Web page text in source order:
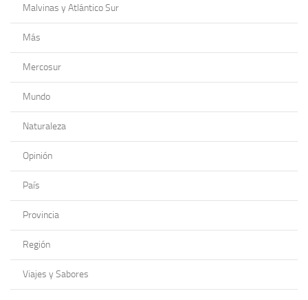
Malvinas y Atlántico Sur
Más
Mercosur
Mundo
Naturaleza
Opinión
País
Provincia
Región
Viajes y Sabores